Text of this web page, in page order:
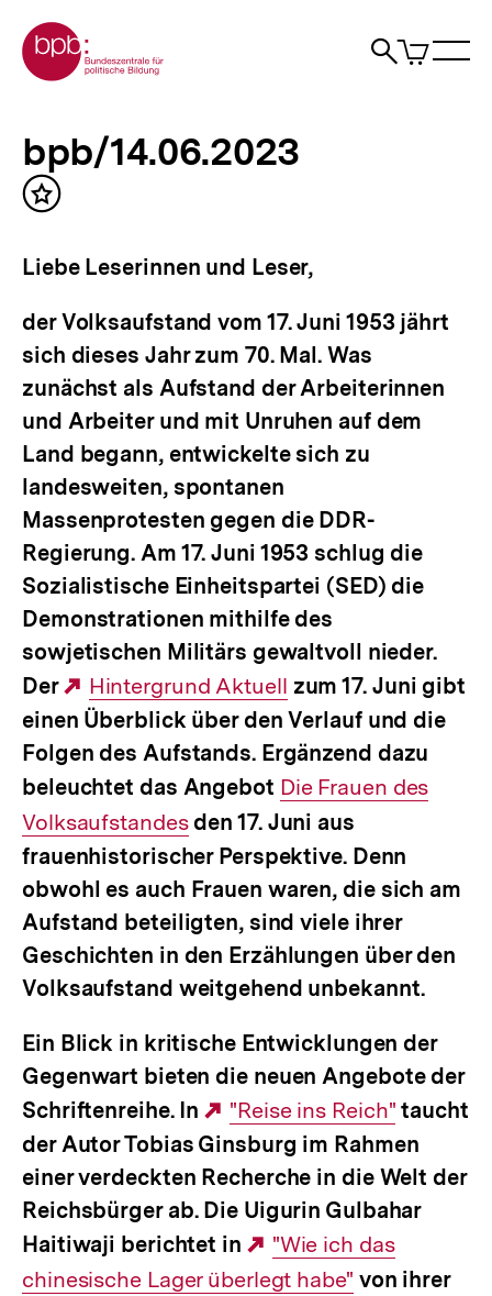
zum
Seiteninhalt
springen
Zur Startseite der bpb
Suche
Artikel
im
bpb.de
Pfadnavigation
bpb/14.06.2023
Inhalt
Liebe Leserinnen und Leser,
der Volksaufstand vom 17. Juni 1953 jährt
sich dieses Jahr zum 70. Mal. Was
zunächst als Aufstand der Arbeiterinnen
und Arbeiter und mit Unruhen auf dem
Land begann, entwickelte sich zu
landesweiten, spontanen
Massenprotesten gegen die DDR-
Regierung. Am 17. Juni 1953 schlug die
Sozialistische Einheitspartei (SED) die
Demonstrationen mithilfe des
sowjetischen Militärs gewaltvoll nieder.
Der
Externer
Link:
Hintergrund Aktuell zum 17. Juni gibt
einen Überblick über den Verlauf und die
Folgen des Aufstands. Ergänzend dazu
beleuchtet das Angebot Interner
Link:
Die Frauen des
Volksaufstandesden 17. Juni aus
frauenhistorischer Perspektive. Denn
obwohl es auch Frauen waren, die sich am
Aufstand beteiligten, sind viele ihrer
Geschichten in den Erzählungen über den
Volksaufstand weitgehend unbekannt.
Ein Blick in kritische Entwicklungen der
Gegenwart bieten die neuen Angebote der
Schriftenreihe. In
Externer
Link:
"Reise ins Reich" taucht
der Autor Tobias Ginsburg im Rahmen
einer verdeckten Recherche in die Welt der
Reichsbürger ab. Die Uigurin Gulbahar
Haitiwaji berichtet in
Externer
Link:
"Wie ich das
chinesische Lager überlegt habe" von ihrer